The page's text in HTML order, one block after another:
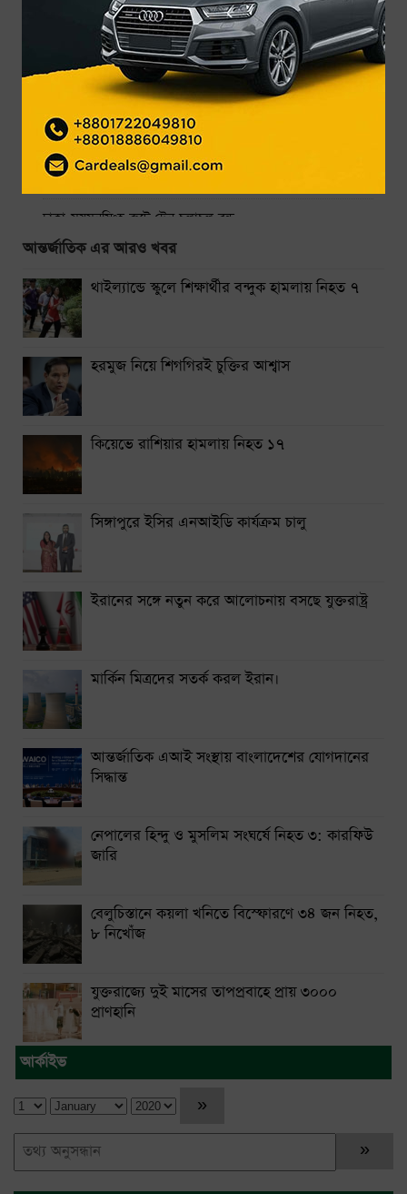
গ্র্যামিতে এখনো সিদ্ধান্তহীন স্ট্রে কিডস
৩ দিনে ফ্রি দেখা যাবে ৬ সিনেমা
উন্মুক্ত জুলাই স্মৃতি জাদুঘর: প্রথম দিনেই জাদুঘরে ঢুকতে বিশৃঙ্খলা
দেশজুড়ে ৫ দিন বৃষ্টির পূর্বাভাস
একদিনের ব্যবধানে আবারও কমলো স্বর্ণের দাম
ঢাকা-ময়মনসিংহ রুটে ট্রেন চলাচল বন্ধ
থাইল্যান্ডে স্কুলে শিক্ষার্থীর বন্দুক হামলায় নিহত ৭
নারায়ণগঞ্জে গ্যাস লিকেজ থেকে অগ্নিকাণ্ডে একই পরিবারের দগ্ধ ৩
সিলেটে দুই বাসের সংঘর্ষে নিহত ৯
শেয়ার কেলেঙ্কারির মামলা সাকিবসহ ১৫ জনের বিরুদ্ধে চার্জশিট
শিগগির দেবে দুদক
আন্তর্জাতিক এর আরও খবর
থাইল্যান্ডে স্কুলে শিক্ষার্থীর বন্দুক হামলায় নিহত ৭
হরমুজ নিয়ে শিগগিরই চুক্তির আশ্বাস
কিয়েভে রাশিয়ার হামলায় নিহত ১৭
সিঙ্গাপুরে ইসির এনআইডি কার্যক্রম চালু
ইরানের সঙ্গে নতুন করে আলোচনায় বসছে যুক্তরাষ্ট্র
মার্কিন মিত্রদের সতর্ক করল ইরান।
আন্তর্জাতিক এআই সংস্থায় বাংলাদেশের যোগদানের
সিদ্ধান্ত
নেপালের হিন্দু ও মুসলিম সংঘর্ষে নিহত ৩: কারফিউ
জারি
বেলুচিস্তানে কয়লা খনিতে বিস্ফোরণে ৩৪ জন নিহত,
৮ নিখোঁজ
যুক্তরাজ্যে দুই মাসের তাপপ্রবাহে প্রায় ৩০০০
প্রাণহানি
আর্কাইভ